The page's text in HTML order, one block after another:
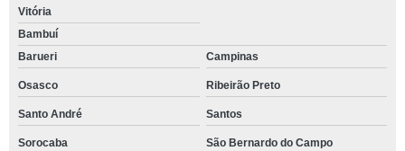
Vitória
Bambuí
Barueri
Campinas
Osasco Ribeirão Preto
Santo André Santos
Sorocaba São Bernardo do Campo